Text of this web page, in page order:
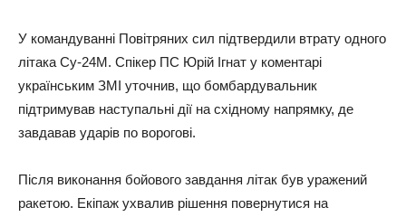
У командуванні Повітряних сил підтвердили втрату одного
літака Су-24М. Спікер ПС Юрій Ігнат у коментарі
українським ЗМІ уточнив, що бомбардувальник
підтримував наступальнi дiї на східному напрямку, де
завдавав ударів по ворогові.
Пiсля виконання бойового завдання літак був уражений
ракетою. Екіпаж ухвалив рішення повернутися на